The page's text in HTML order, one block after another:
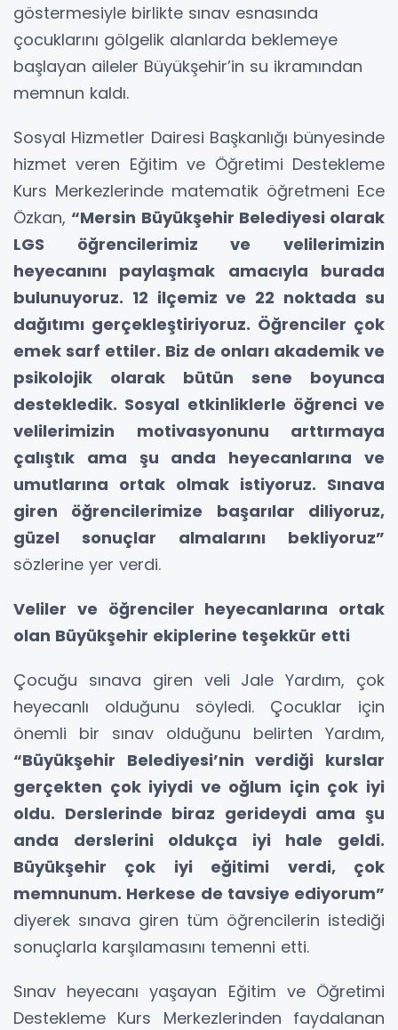
göstermesiyle birlikte sınav esnasında
çocuklarını gölgelik alanlarda beklemeye
başlayan aileler Büyükşehir’in su ikramından
memnun kaldı.
Sosyal Hizmetler Dairesi Başkanlığı bünyesinde
hizmet veren Eğitim ve Öğretimi Destekleme
Kurs Merkezlerinde matematik öğretmeni Ece
Özkan, “Mersin Büyükşehir Belediyesi olarak
LGS öğrencilerimiz ve velilerimizin
heyecanını paylaşmak amacıyla burada
bulunuyoruz. 12 ilçemiz ve 22 noktada su
dağıtımı gerçekleştiriyoruz. Öğrenciler çok
emek sarf ettiler. Biz de onları akademik ve
psikolojik olarak bütün sene boyunca
destekledik. Sosyal etkinliklerle öğrenci ve
velilerimizin motivasyonunu arttırmaya
çalıştık ama şu anda heyecanlarına ve
umutlarına ortak olmak istiyoruz. Sınava
giren öğrencilerimize başarılar diliyoruz,
güzel sonuçlar almalarını bekliyoruz”
sözlerine yer verdi.
Veliler ve öğrenciler heyecanlarına ortak
olan Büyükşehir ekiplerine teşekkür etti
Çocuğu sınava giren veli Jale Yardım, çok
heyecanlı olduğunu söyledi. Çocuklar için
önemli bir sınav olduğunu belirten Yardım,
“Büyükşehir Belediyesi’nin verdiği kurslar
gerçekten çok iyiydi ve oğlum için çok iyi
oldu. Derslerinde biraz gerideydi ama şu
anda derslerini oldukça iyi hale geldi.
Büyükşehir çok iyi eğitimi verdi, çok
memnunum. Herkese de tavsiye ediyorum”
diyerek sınava giren tüm öğrencilerin istediği
sonuçlarla karşılamasını temenni etti.
Sınav heyecanı yaşayan Eğitim ve Öğretimi
Destekleme Kurs Merkezlerinden faydalanan